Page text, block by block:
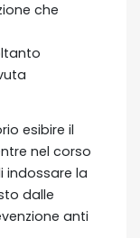
che
esibire il
nel corso
la
dalle
anti